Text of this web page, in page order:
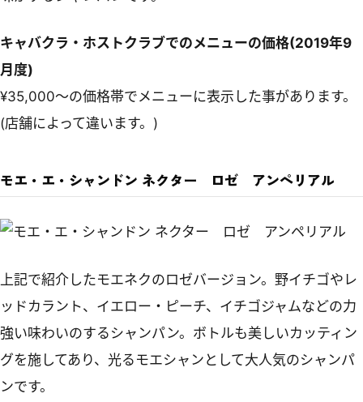
キャバクラ・ホストクラブでのメニューの価格(2019年9
月度)
¥35,000～の価格帯でメニューに表示した事があります。
(店舗によって違います。)
モエ・エ・シャンドン ネクター ロゼ アンペリアル
上記で紹介したモエネクのロゼバージョン。野イチゴやレ
ッドカラント、イエロー・ピーチ、イチゴジャムなどの力
強い味わいのするシャンパン。ボトルも美しいカッティン
グを施してあり、光るモエシャンとして大人気のシャンパ
ンです。